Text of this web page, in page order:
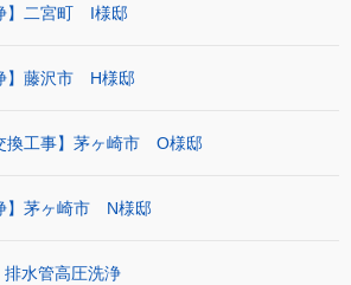
】二宮町 I様邸
】藤沢市 H様邸
換工事】茅ヶ崎市 O様邸
】茅ヶ崎市 N様邸
水管高圧洗浄